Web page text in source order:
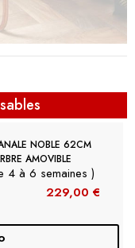
NOBLE 62CM
AMOVIBLE
4 à 6 semaines )
229,00 €